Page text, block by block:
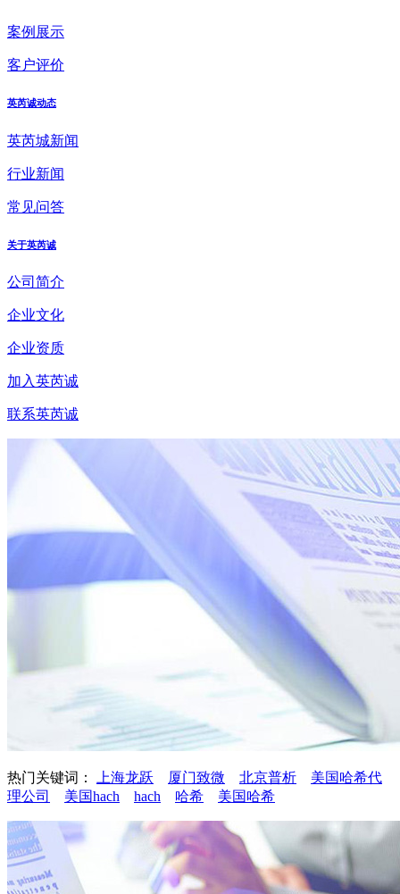
案例展示
客户评价
英芮诚动态
英芮城新闻
行业新闻
常见问答
关于英芮诚
公司简介
企业文化
企业资质
加入英芮诚
联系英芮诚
热门关键词： 上海龙跃 厦门致微 北京普析
美国哈希代
理公司
美国hach hach 哈希 美国哈希